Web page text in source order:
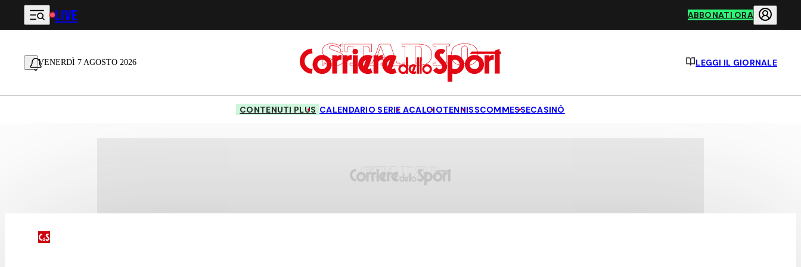
Vai al contenuto principale
LIVE ABBONATI ORA
VENERDÌ 7 AGOSTO 2026 LEGGI IL GIORNALE
CONTENUTI PLUS CALENDARIO SERIE ACALCIOTENNISSCOMMESSECASINÒ